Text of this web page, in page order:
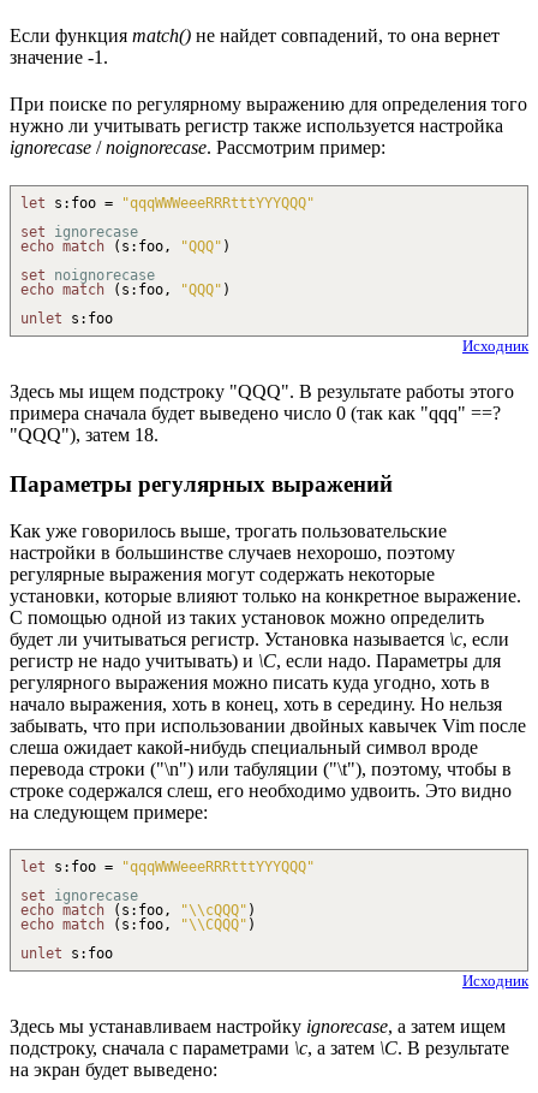
Если функция match() не найдет совпадений, то она вернет
значение -1.
При поиске по регулярному выражению для определения того
нужно ли учитывать регистр также используется настройка
ignorecase /noignorecase. Рассмотрим пример:
let s : foo =
"qqqWWWeeeRRRtttYYYQQQ"
set
ignorecase
echo match ( s : foo, "QQQ" )
set
noignorecase
echo match ( s : foo, "QQQ" )
unlet s : foo
Исходник
Здесь мы ищем подстроку "QQQ". В результате работы этого
примера сначала будет выведено число 0 (так как "qqq" ==?
"QQQ"), затем 18.
Параметры регулярных выражений
Как уже говорилось выше, трогать пользовательские
настройки в большинстве случаев нехорошо, поэтому
регулярные выражения могут содержать некоторые
установки, которые влияют только на конкретное выражение.
С помощью одной из таких установок можно определить
будет ли учитываться регистр. Установка называется \c, если
регистр не надо учитывать) и \C, если надо. Параметры для
регулярного выражения можно писать куда угодно, хоть в
начало выражения, хоть в конец, хоть в середину. Но нельзя
забывать, что при использовании двойных кавычек Vim после
слеша ожидает какой-нибудь специальный символ вроде
перевода строки ("\n") или табуляции ("\t"), поэтому, чтобы в
строке содержался слеш, его необходимо удвоить. Это видно
на следующем примере:
let s : foo =
"qqqWWWeeeRRRtttYYYQQQ"
set
ignorecase
echo match ( s : foo, "\\cQQQ" )
echo match ( s : foo, "\\CQQQ" )
unlet s : foo
Исходник
Здесь мы устанавливаем настройку ignorecase, а затем ищем
подстроку, сначала с параметрами \c, а затем \C. В результате
на экран будет выведено: